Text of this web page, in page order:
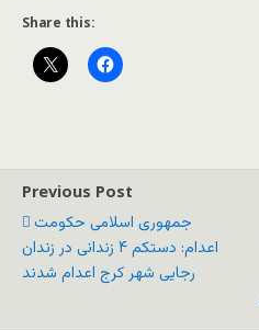
Share this:
Previous Post
جمهوری اسلامی حکومت
اعدام: دستکم ۴ زندانی در زندان
رجایی شهر کرج اعدام شدند